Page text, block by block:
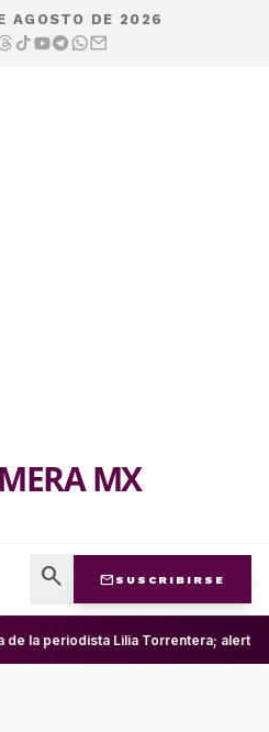
AGOSTO DE 2026
MX
search mail SUSCRIBIRSE
de la periodista Lilia Torrentera; alerta